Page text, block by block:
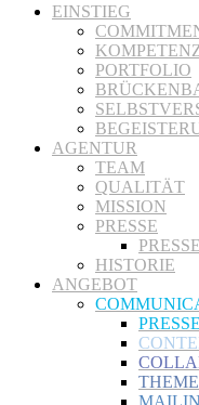
EINSTIEG
PORTFOLIO
AGENTUR
TEAM
QUALITÄT
MISSION
PRESSE
HISTORIE
ANGEBOT
PRESSE